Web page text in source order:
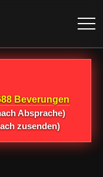
Beverungen
Absprache)
zusenden)